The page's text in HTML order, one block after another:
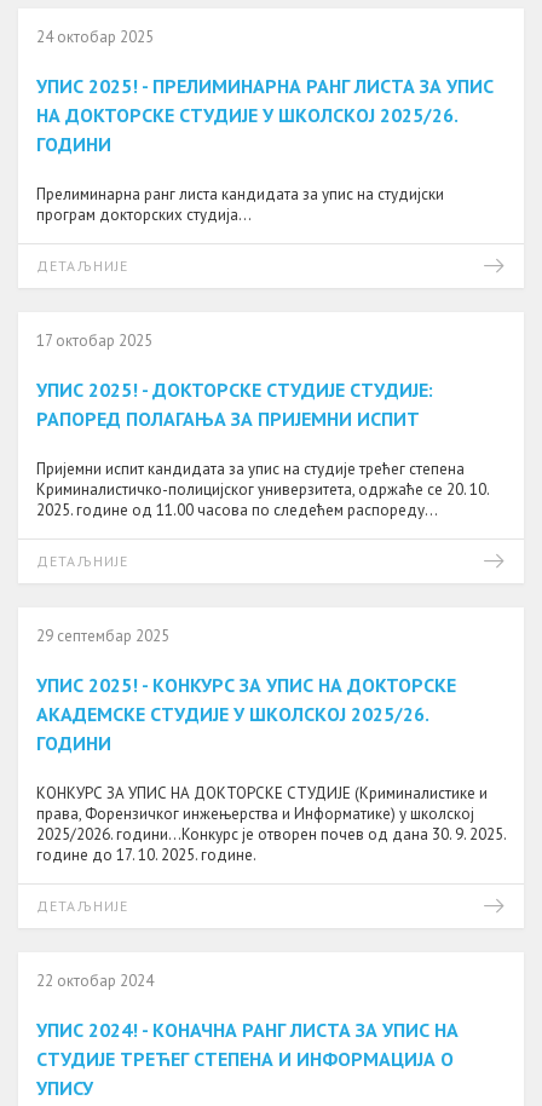
24 октобар 2025
УПИС 2025! - ПРЕЛИМИНАРНА РАНГ ЛИСТА ЗА УПИС
НА ДОКТОРСКЕ СТУДИЈЕ У ШКОЛСКОЈ 2025/26.
ГОДИНИ
Прелиминарна ранг листа кандидата за упис на студијски
програм докторских студија...
ДЕТАЉНИЈЕ
17 октобар 2025
УПИС 2025! - ДОКТОРСКЕ СТУДИЈЕ СТУДИЈЕ:
РАПОРЕД ПОЛАГАЊА ЗА ПРИЈЕМНИ ИСПИТ
Пријемни испит кандидата за упис на студије трећег степена
Криминалистичко-полицијског универзитета, одржаће се 20. 10.
2025. године од 11.00 часова по следећем распореду...
ДЕТАЉНИЈЕ
29 септембар 2025
УПИС 2025! - КОНКУРС ЗА УПИС НА ДОКТОРСКЕ
АКАДЕМСКЕ СТУДИЈЕ У ШКОЛСКОЈ 2025/26.
ГОДИНИ
КОНКУРС ЗА УПИС НА ДОКТОРСКЕ СТУДИЈЕ (Kриминалистике и
права, Форензичког инжењерства и Информатике) у школској
2025/2026. години...Конкурс је отворен почев од дана 30. 9. 2025.
године до 17. 10. 2025. године.
ДЕТАЉНИЈЕ
22 октобар 2024
УПИС 2024! - КОНАЧНА РАНГ ЛИСТА ЗА УПИС НА
СТУДИЈЕ ТРЕЋЕГ СТЕПЕНА И ИНФОРМАЦИЈА О
УПИСУ